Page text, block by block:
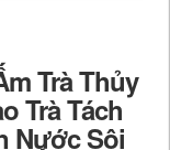
Trà Thủy
Trà Tách
Nước Sôi